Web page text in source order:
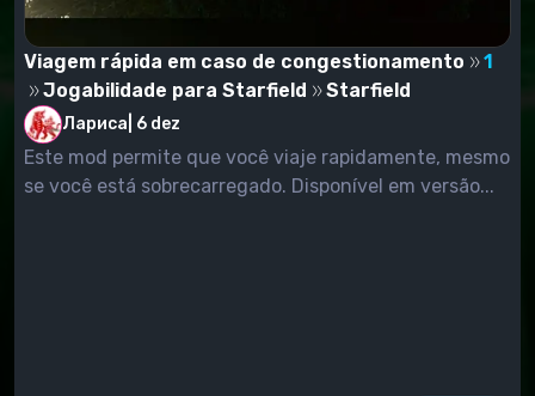
Viagem rápida em caso de congestionamento
1
Jogabilidade para Starfield
Starfield
Лариса 6 dez
Este mod permite que você viaje rapidamente, mesmo
se você está sobrecarregado. Disponível em versão...